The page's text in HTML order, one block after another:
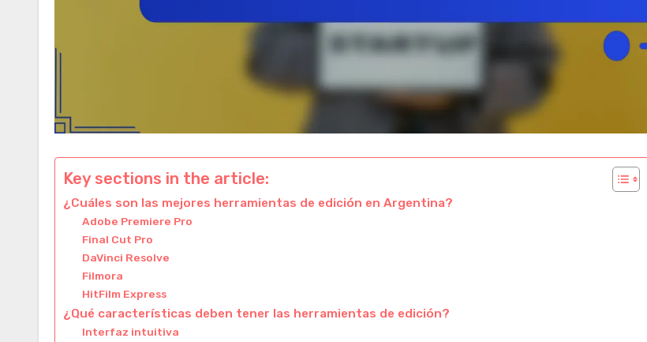
Key sections in the article:
¿Cuáles son las mejores herramientas de edición en Argentina?
Adobe Premiere Pro
Final Cut Pro
DaVinci Resolve
Filmora
HitFilm Express
¿Qué características deben tener las herramientas de edición?
Interfaz intuitiva